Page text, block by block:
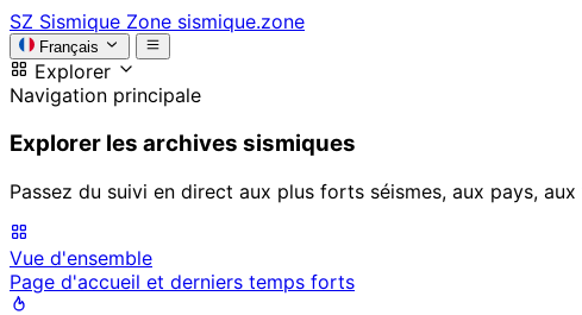
SZ Sismique Zone sismique.zone
Français
Explorer
Navigation principale
Explorer les archives sismiques
Passez du suivi en direct aux plus forts séismes, aux pays,
Vue d'ensemble
Page d'accueil et derniers temps forts